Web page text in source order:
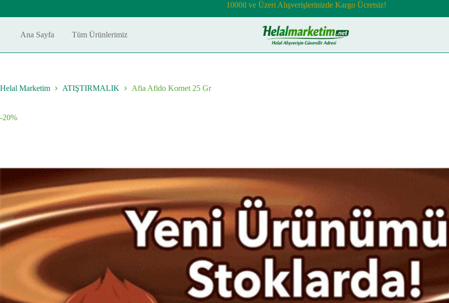
1000tl ve Üzeri Alışverişlerinizde Kargo Ücretsiz!
Ana Sayfa Tüm Ürünlerimiz
Helal Marketim ATIŞTIRMALIK Afia Afido Kornet 25 Gr
-20%